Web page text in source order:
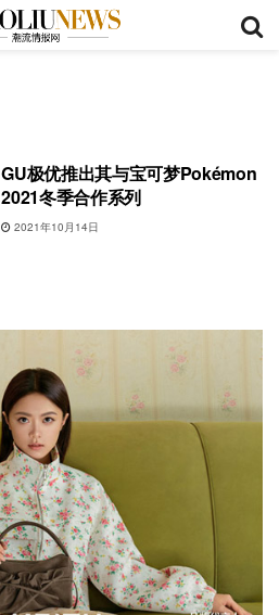
GU极优推出其与宝可梦Pokémon
2021冬季合作系列
2021年10月14日